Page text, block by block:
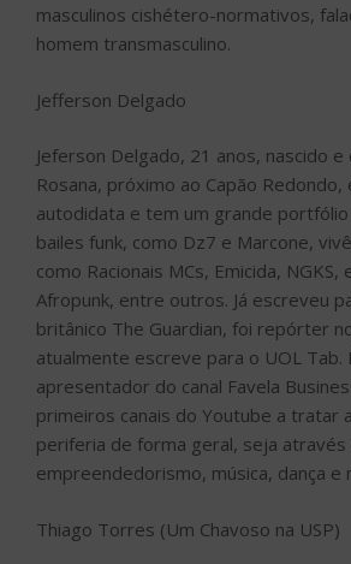
masculinos cishétero-normativos,
homem transmasculino.
Jefferson Delgado
Jeferson Delgado, 21 anos, nascido e
Rosana, próximo ao Capão
autodidata e tem um grande
bailes funk, como Dz7 e Marcone,
como Racionais MCs, Emicida,
Afropunk, entre outros. Já escreveu
britânico The Guardian, foi repórter
atualmente escreve para o UOL Tab.
apresentador do canal Favela
primeiros canais do Youtube a tratar
periferia de forma geral, seja através
empreendedorismo, música, dança e
Thiago Torres (Um Chavoso na USP)